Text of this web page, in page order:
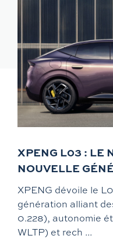
XPENG L03 : LE
NOUVELLE
XPENG dévoile le
génération alliant
0.228), autonomie
WLTP) et rech ...